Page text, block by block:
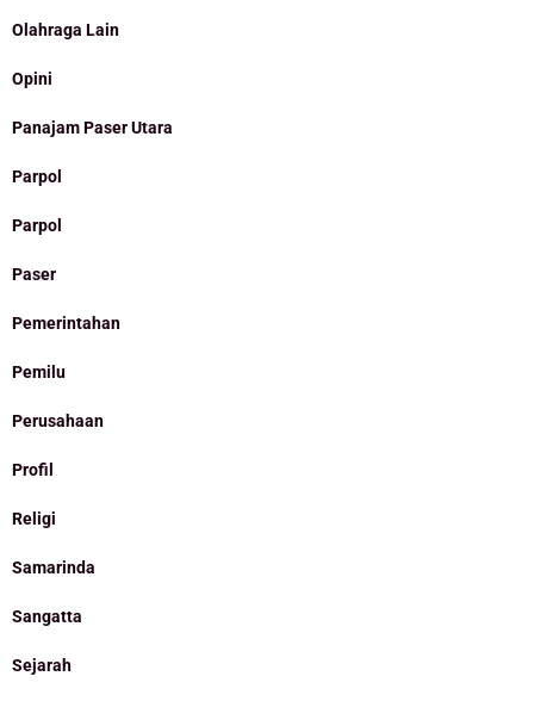
Olahraga Lain
Opini
Panajam Paser Utara
Parpol
Parpol
Paser
Pemerintahan
Pemilu
Perusahaan
Profil
Religi
Samarinda
Sangatta
Sejarah